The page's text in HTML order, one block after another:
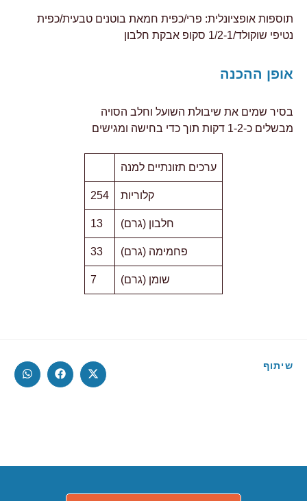
תוספות אופציונלית: פרי/כפית חמאת בוטנים טבעית/כפית
נטיפי שוקולד/1/2-1 סקופ אבקת חלבון
אופן ההכנה
בסיר שמים את שיבולת השועל וחלב הסויה
מבשלים כ-1-2 דקות תוך כדי בחישה ומגישים
ערכים תזונתיים למנה
קלוריות 254
חלבון (גרם) 13
פחמימה (גרם) 33
שומן (גרם) 7
שיתוף